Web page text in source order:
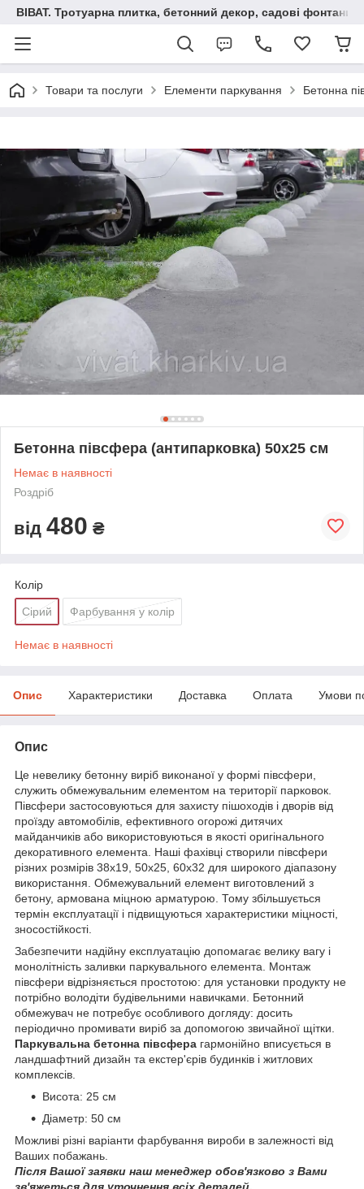
ВІВАТ. Тротуарна плитка, бетонний декор, садові фонтани
Товари та послуги Елементи паркування Бетонна
Бетонна півсфера (антипарковка) 50х25 см
Немає в наявності
Роздріб
від 480 ₴
Колір
Сірий Фарбування у колір
Немає в наявності
Опис Характеристики Доставка Оплата Умови
Опис
Це невелику бетонну виріб виконаної у формі півсфери,
служить обмежувальним елементом на території парковок.
Півсфери застосовуються для захисту пішоходів і дворів від
проїзду автомобілів, ефективного огорожі дитячих
майданчиків або використовуються в якості оригінального
декоративного елемента. Наші фахівці створили півсфери
різних розмірів 38х19, 50х25, 60х32 для широкого діапазону
використання. Обмежувальний елемент виготовлений з
бетону, армована міцною арматурою. Тому збільшується
термін експлуатації і підвищуються характеристики міцності,
зносостійкості.
Забезпечити надійну експлуатацію допомагає велику вагу і
монолітність заливки паркувального елемента. Монтаж
півсфери відрізняється простотою: для установки продукту не
потрібно володіти будівельними навичками. Бетонний
обмежувач не потребує особливого догляду: досить
періодично промивати виріб за допомогою звичайної щітки.
Паркувальна бетонна півсфера гармонійно вписується в
ландшафтний дизайн та екстер'єрів будинків і житлових
комплексів.
Висота: 25 см
Діаметр: 50 см
Можливі різні варіанти фарбування вироби в залежності від
Ваших побажань.
Після Вашої заявки наш менеджер обов'язково з Вами
зв'яжеться для уточнення всіх деталей.